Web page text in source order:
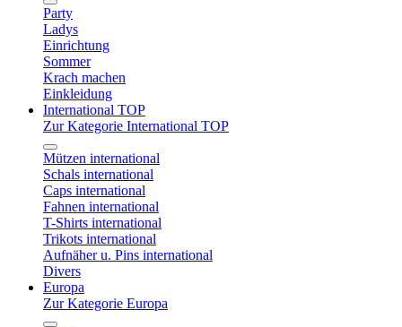
Party
Ladys
Einrichtung
Sommer
Krach machen
Einkleidung
International TOP
Zur Kategorie International TOP
Mützen international
Schals international
Caps international
Fahnen international
T-Shirts international
Trikots international
Aufnäher u. Pins international
Divers
Europa
Zur Kategorie Europa